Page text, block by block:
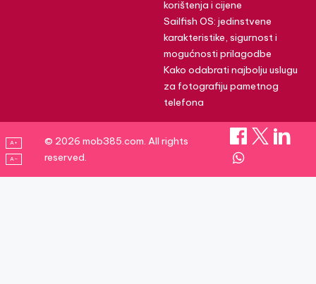
korištenja i cijene
Sailfish OS: jedinstvene
karakteristike, sigurnost i
mogućnosti prilagodbe
Kako odabrati najbolju uslugu
za fotografiju pametnog
telefona
A+
A–
© 2026 mob385.com. All rights
reserved.